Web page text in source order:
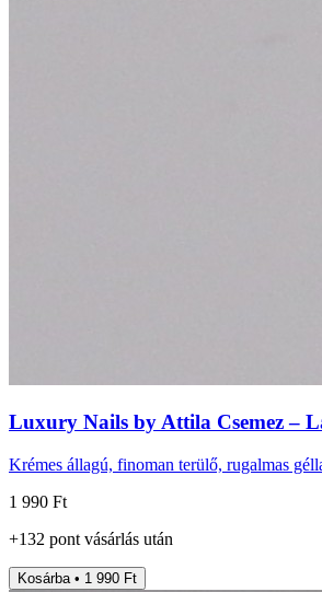
Luxury Nails by Attila Csemez –
Krémes állagú, finoman terülő, rugalmas
1 990 Ft
+132 pont vásárlás után
Kosárba • 1 990 Ft